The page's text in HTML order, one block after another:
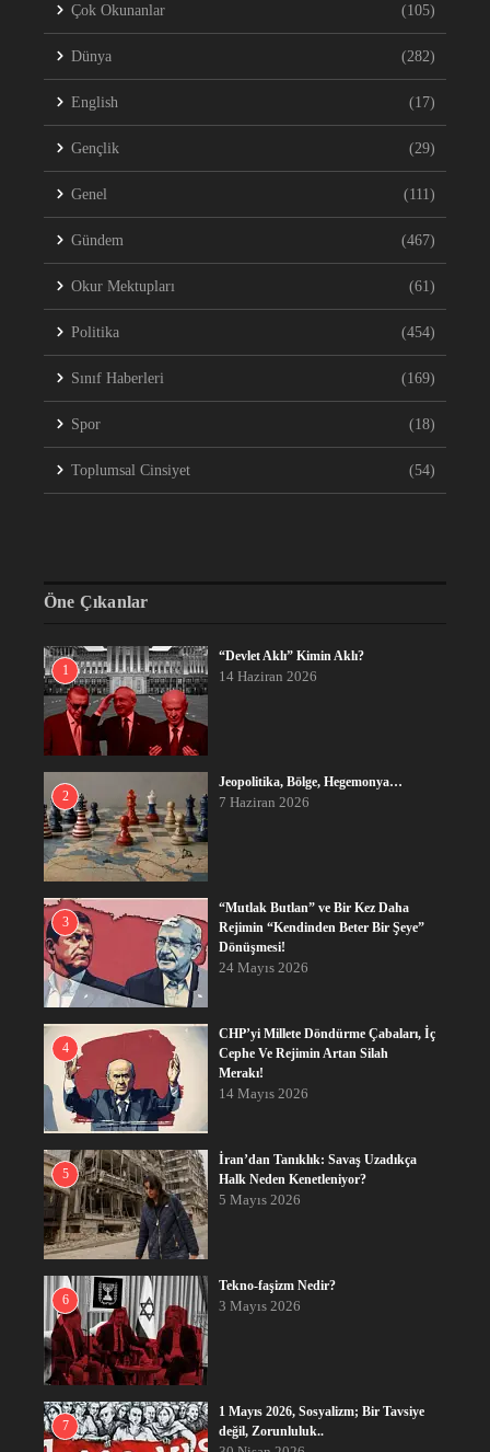
Çok Okunanlar (105)
Dünya (282)
English (17)
Gençlik (29)
Genel (111)
Gündem (467)
Okur Mektupları (61)
Politika (454)
Sınıf Haberleri (169)
Spor (18)
Toplumsal Cinsiyet (54)
Öne Çıkanlar
1
“Devlet Aklı” Kimin Aklı?
14 Haziran 2026
2
Jeopolitika, Bölge, Hegemonya…
7 Haziran 2026
3
“Mutlak Butlan” ve Bir Kez Daha
Rejimin “Kendinden Beter Bir Şeye”
Dönüşmesi!
24 Mayıs 2026
4
CHP’yi Millete Döndürme Çabaları, İç
Cephe Ve Rejimin Artan Silah
Merakı!
14 Mayıs 2026
5
İran’dan Tanıklık: Savaş Uzadıkça
Halk Neden Kenetleniyor?
5 Mayıs 2026
6
Tekno-faşizm Nedir?
3 Mayıs 2026
7
1 Mayıs 2026, Sosyalizm; Bir Tavsiye
değil, Zorunluluk..